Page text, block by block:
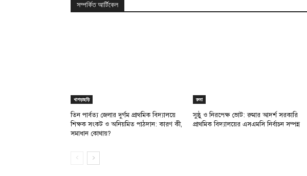
সম্পর্কিত আর্টিকেল
খাগড়াছড়ি
তিন পার্বত্য জেলার দুর্গম প্রাথমিক বিদ্যালয়ে
শিক্ষক সংকট ও অনিয়মিত পাঠদান: কারণ কী,
সমাধান কোথায়?
রুমা
সুষ্ঠু ও নিরপেক্ষ ভোট: রুমার আদর্শ সরকারি
প্রাথমিক বিদ্যালয়ের এসএমসি নির্বাচন সম্পন্ন